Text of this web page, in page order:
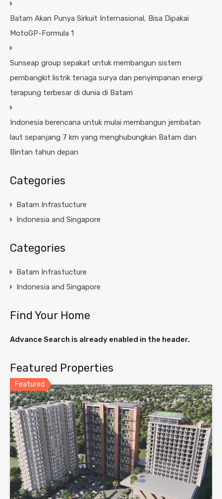
Batam Akan Punya Sirkuit Internasional, Bisa Dipakai
MotoGP-Formula 1
Sunseap group sepakat untuk membangun sistem
pembangkit listrik tenaga surya dan penyimpanan energi
terapung terbesar di dunia di Batam
Indonesia berencana untuk mulai membangun jembatan
laut sepanjang 7 km yang menghubungkan Batam dan
Bintan tahun depan
Categories
Batam Infrastucture
Indonesia and Singapore
Categories
Batam Infrastucture
Indonesia and Singapore
Find Your Home
Advance Search is already enabled in the header.
Featured Properties
Featured